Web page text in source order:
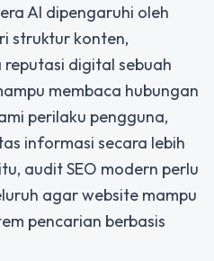
AI dipengaruhi oleh
struktur konten,
digital sebuah
membaca hubungan
perilaku pengguna,
informasi secara lebih
audit SEO modern perlu
agar website mampu
pencarian berbasis